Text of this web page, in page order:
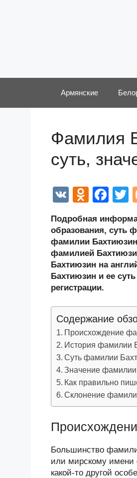
Армянские
Фамилия
суть,
V
O
n
o
kl
a
ss
ni
ki
F
c
e
b
o
k
tt
Подробная
образования, суть
фамилии
фамилией
Бахтиюзин на
Бахтиюзин и ее
регистрации.
Содержание
Происхождение
История фамилии
Суть фамилии
Значение
Как правильно
Склонение
Большинство
или мирскому имени
какой-то другой